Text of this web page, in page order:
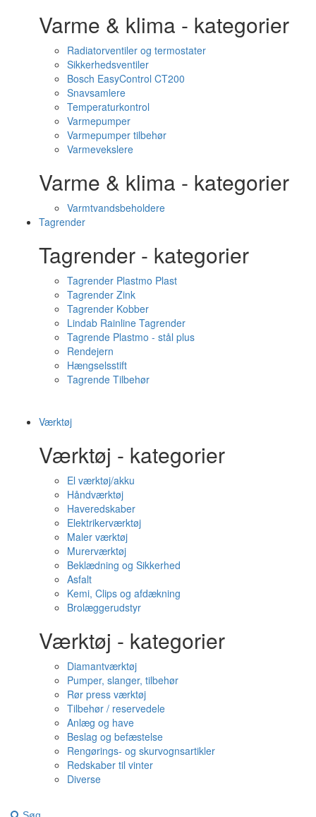
Varme & klima - kategorier
Radiatorventiler og termostater
Sikkerhedsventiler
Bosch EasyControl CT200
Snavsamlere
Temperaturkontrol
Varmepumper
Varmepumper tilbehør
Varmevekslere
Varme & klima - kategorier
Varmtvandsbeholdere
Tagrender
Tagrender - kategorier
Tagrender Plastmo Plast
Tagrender Zink
Tagrender Kobber
Lindab Rainline Tagrender
Tagrende Plastmo - stål plus
Rendejern
Hængselsstift
Tagrende Tilbehør
Værktøj
Værktøj - kategorier
El værktøj/akku
Håndværktøj
Haveredskaber
Elektrikerværktøj
Maler værktøj
Murerværktøj
Beklædning og Sikkerhed
Asfalt
Kemi, Clips og afdækning
Brolæggerudstyr
Værktøj - kategorier
Diamantværktøj
Pumper, slanger, tilbehør
Rør press værktøj
Tilbehør / reservedele
Anlæg og have
Beslag og befæstelse
Rengørings- og skurvognsartikler
Redskaber til vinter
Diverse